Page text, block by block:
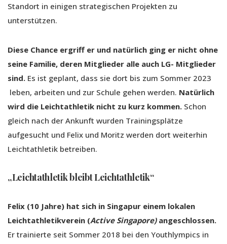
Standort in einigen strategischen Projekten zu
unterstützen.
Diese Chance ergriff er und natürlich ging er nicht ohne
seine Familie, deren Mitglieder alle auch LG- Mitglieder
sind. Es ist geplant, dass sie dort bis zum Sommer 2023
leben, arbeiten und zur Schule gehen werden. Natürlich
wird die Leichtathletik nicht zu kurz kommen. Schon
gleich nach der Ankunft wurden Trainingsplätze
aufgesucht und Felix und Moritz werden dort weiterhin
Leichtathletik betreiben.
„Leichtathletik bleibt Leichtathletik“
Felix (10 Jahre) hat sich in Singapur einem lokalen
Leichtathletikverein (Active Singapore)angeschlossen.
Er trainierte seit Sommer 2018 bei den Youthlympics in